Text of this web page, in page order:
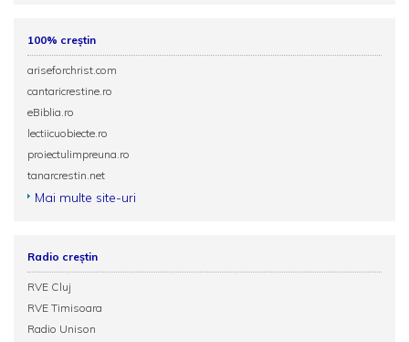
100% creștin
ariseforchrist.com
cantaricrestine.ro
eBiblia.ro
lectiicuobiecte.ro
proiectulimpreuna.ro
tanarcrestin.net
Mai multe site-uri
Radio creștin
RVE Cluj
RVE Timisoara
Radio Unison